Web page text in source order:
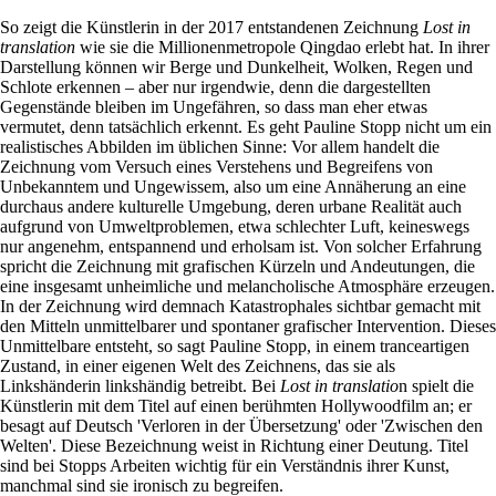
So zeigt die Künstlerin in der 2017 entstandenen Zeichnung Lost in
translation wie sie die Millionenmetropole Qingdao erlebt hat. In ihrer
Darstellung können wir Berge und Dunkelheit, Wolken, Regen und
Schlote erkennen – aber nur irgendwie, denn die dargestellten
Gegenstände bleiben im Ungefähren, so dass man eher etwas
vermutet, denn tatsächlich erkennt. Es geht Pauline Stopp nicht um ein
realistisches Abbilden im üblichen Sinne: Vor allem handelt die
Zeichnung vom Versuch eines Verstehens und Begreifens von
Unbekanntem und Ungewissem, also um eine Annäherung an eine
durchaus andere kulturelle Umgebung, deren urbane Realität auch
aufgrund von Umweltproblemen, etwa schlechter Luft, keineswegs
nur angenehm, entspannend und erholsam ist. Von solcher Erfahrung
spricht die Zeichnung mit grafischen Kürzeln und Andeutungen, die
eine insgesamt unheimliche und melancholische Atmosphäre erzeugen.
In der Zeichnung wird demnach Katastrophales sichtbar gemacht mit
den Mitteln unmittelbarer und spontaner grafischer Intervention. Dieses
Unmittelbare entsteht, so sagt Pauline Stopp, in einem tranceartigen
Zustand, in einer eigenen Welt des Zeichnens, das sie als
Linkshänderin linkshändig betreibt. Bei Lost in translation spielt die
Künstlerin mit dem Titel auf einen berühmten Hollywoodfilm an; er
besagt auf Deutsch 'Verloren in der Übersetzung' oder 'Zwischen den
Welten'. Diese Bezeichnung weist in Richtung einer Deutung. Titel
sind bei Stopps Arbeiten wichtig für ein Verständnis ihrer Kunst,
manchmal sind sie ironisch zu begreifen.